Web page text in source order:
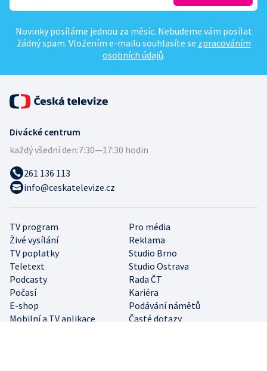
Novinky posíláme jednou za měsíc. Nebudeme vám posílat
žádný spam. Vložením e-mailu souhlasíte se zpracováním
osobních údajů.